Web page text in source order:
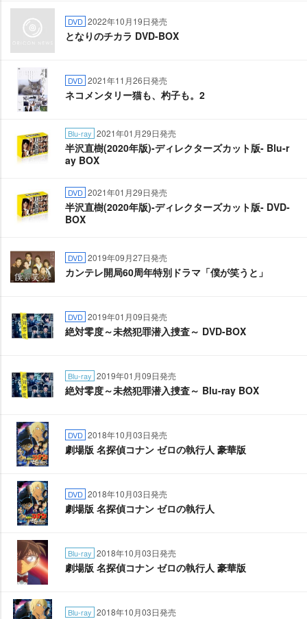
DVD 2022年10月19日発売
となりのチカラ DVD-BOX
DVD 2021年11月26日発売
ネコメンタリー猫も、杓子も。2
Blu-ray 2021年01月29日発売
半沢直樹(2020年版)-ディレクターズカット版- Blu-r
ay BOX
DVD 2021年01月29日発売
半沢直樹(2020年版)-ディレクターズカット版- DVD-
BOX
DVD 2019年09月27日発売
カンテレ開局60周年特別ドラマ「僕が笑うと」
DVD 2019年01月09日発売
絶対零度～未然犯罪潜入捜査～ DVD-BOX
Blu-ray 2019年01月09日発売
絶対零度～未然犯罪潜入捜査～ Blu-ray BOX
DVD 2018年10月03日発売
劇場版 名探偵コナン ゼロの執行人 豪華版
DVD 2018年10月03日発売
劇場版 名探偵コナン ゼロの執行人
Blu-ray 2018年10月03日発売
劇場版 名探偵コナン ゼロの執行人 豪華版
Blu-ray 2018年10月03日発売